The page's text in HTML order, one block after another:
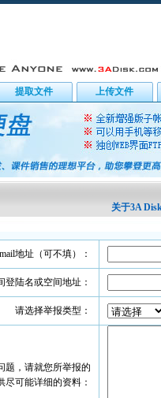
提取文件 上传文件
关于3A
地址（可不填）：
登陆名或空间地址：
请选择举报类型：
题，请就您所举报的
尽可能详细的资料：